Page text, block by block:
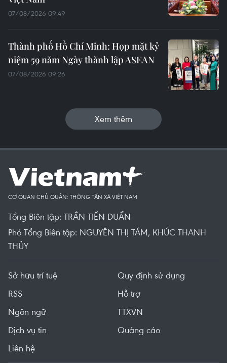
07/08/2026 09:49
Thành phố Hồ Chí Minh: Họp mặt kỷ
niệm 59 năm Ngày thành lập ASEAN
07/08/2026 09:26
Xem thêm
CƠ QUAN CHỦ QUẢN: THÔNG TẤN XÃ VIỆT NAM
Tổng Biên tập: TRẦN TIẾN DUẨN
Phó Tổng Biên tập: NGUYỄN THỊ TÁM, KHÚC THANH
THỦY
Sở hữu trí tuệ
Quy định sử dụng
RSS
Hỗ trợ
Ngôn ngữ
TTXVN
Dịch vụ tin
Quảng cáo
Liên hệ